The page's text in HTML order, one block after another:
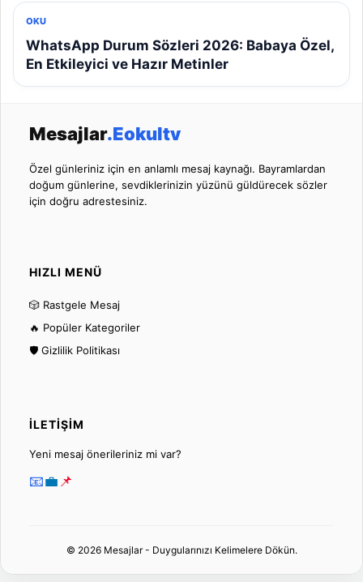
OKU
WhatsApp Durum Sözleri 2026: Babaya Özel,
En Etkileyici ve Hazır Metinler
Mesajlar.Eokultv
Özel günleriniz için en anlamlı mesaj kaynağı. Bayramlardan
doğum günlerine, sevdiklerinizin yüzünü güldürecek sözler
için doğru adrestesiniz.
HIZLI MENÜ
🎲 Rastgele Mesaj
🔥 Popüler Kategoriler
🛡️ Gizlilik Politikası
İLETIŞIM
Yeni mesaj önerileriniz mi var?
📧💼 📌
© 2026 Mesajlar - Duygularınızı Kelimelere Dökün.